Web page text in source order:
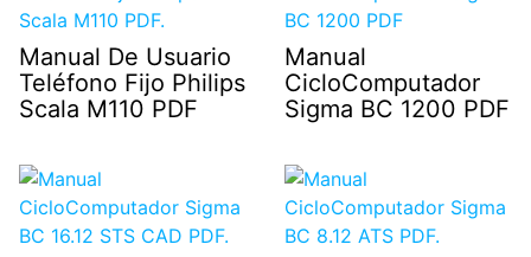
Manual De Usuario
Teléfono Fijo Philips
Scala M110 PDF
Manual
CicloComputador
Sigma BC 1200 PDF